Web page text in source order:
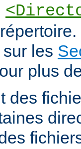
les
plus
des